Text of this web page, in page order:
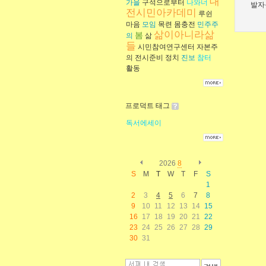
가을 구석으로부터 나와너
전시민아카데미 루쉰
마음 모임 목련 몸충전 민주주
의 봄 삶 삶이아니라삶
들 시민참여연구센터 자본주
의 전시준비 정치 진보 참터
활동
프로덕트 태그
독서에세이
2026 8
S
M T W T F
S
1
2
3 4 5 6 7
8
9
10 11 12 13 14
15
16
17 18 19 20 21 22
23 24 25 26 27 28 29
30 31
발